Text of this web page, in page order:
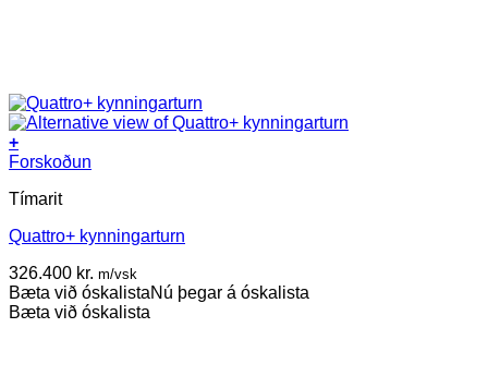
+
This
has
variants.
options
may
be
Forskoðun
Tímarit
Quattro+ kynningarturn
326.400 kr. m/vsk
Bæta við óskalistaNú þegar á óskalista
Bæta við óskalista